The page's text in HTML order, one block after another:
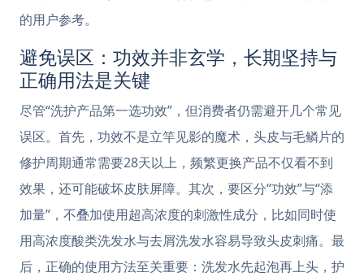
的用户参考。
避免误区：功效并非玄学，长期坚持与
正确用法是关键
尽管“洗护产品第一选功效”，但消费者仍需避开几个常见
误区。首先，功效不是立竿见影的魔术，头皮与毛鳞片的
修护周期通常需要28天以上，频繁更换产品不仅看不到
效果，还可能破坏皮肤屏障。其次，要区分“功效”与“添
加量”，不叠加使用超高浓度的刺激性成分，比如同时使
用高浓度酸类洗发水与去屑洗发水容易导致头皮刺痛。最
后，正确的使用方法至关重要：洗发水先起泡再上头，护